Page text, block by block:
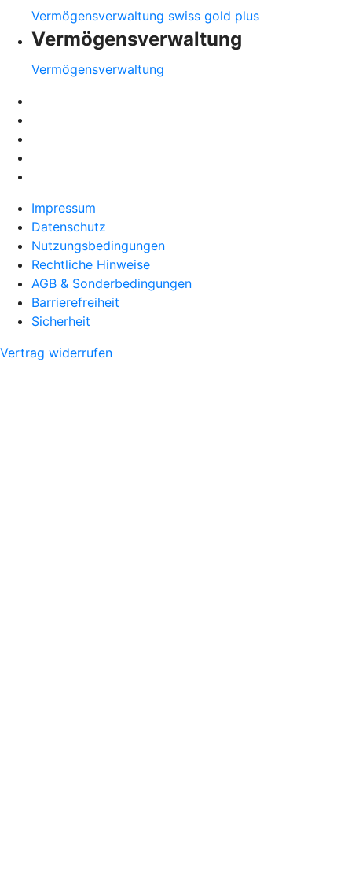
Vermögensverwaltung swiss gold plus
Vermögensverwaltung
Vermögensverwaltung
Impressum
Datenschutz
Nutzungsbedingungen
Rechtliche Hinweise
AGB & Sonderbedingungen
Barrierefreiheit
Sicherheit
Vertrag widerrufen